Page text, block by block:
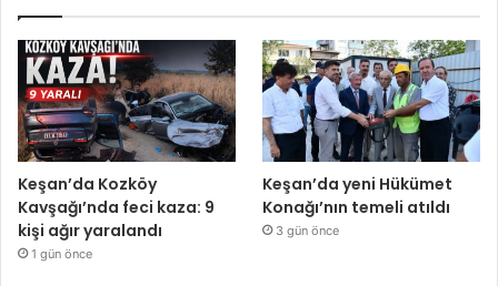
Keşan’da Kozköy
Kavşağı’nda feci kaza: 9
kişi ağır yaralandı
1 gün önce
Keşan’da yeni Hükümet
Konağı’nın temeli atıldı
3 gün önce